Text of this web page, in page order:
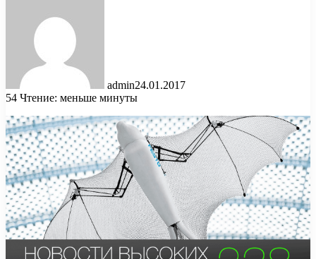
admin24.01.2017
54 Чтение: меньше минуты